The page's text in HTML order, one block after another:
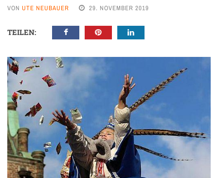
VON UTE NEUBAUER 29. NOVEMBER 2019
TEILEN: